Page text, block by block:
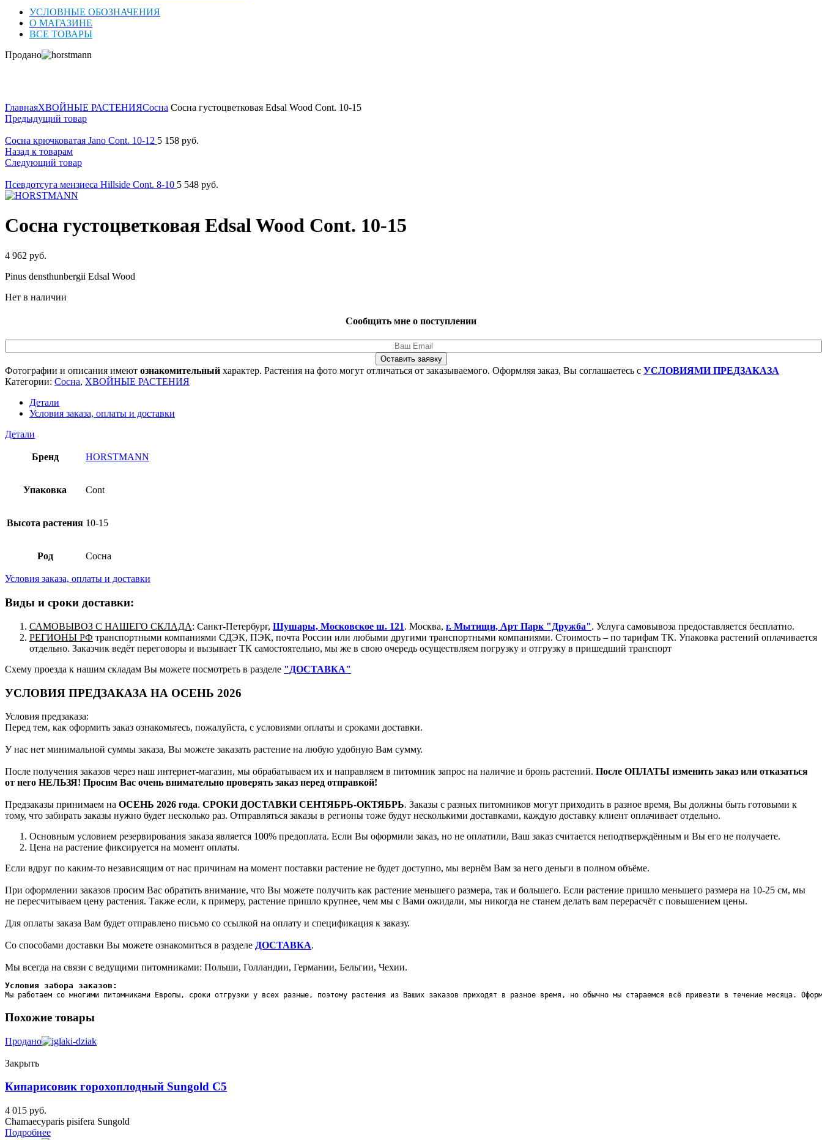
УСЛОВНЫЕ ОБОЗНАЧЕНИЯ
О МАГАЗИНЕ
ВСЕ ТОВАРЫ
Продано
ГлавнаяХВОЙНЫЕ РАСТЕНИЯСосна Сосна густоцветковая Edsal Wood Cont. 10-15
Предыдущий товар
Сосна крючковатая Jano Cont. 10-12 5 158 руб.
Назад к товарам
Следующий товар
Псевдотсуга мензиеса Hillside Cont. 8-10 5 548 руб.
Сосна густоцветковая Edsal Wood Cont. 10-15
4 962 руб.
Pinus densthunbergii Edsal Wood
Нет в наличии
Сообщить мне о поступлении
Оставить заявку
Фотографии и описания имеют ознакомительный характер. Растения на фото могут отличаться от заказываемого. Оформляя заказ, Вы соглашаетесь с УСЛОВИЯМИ ПРЕДЗАКАЗА
Категории: Сосна, ХВОЙНЫЕ РАСТЕНИЯ
Детали
Условия заказа, оплаты и доставки
Детали
Бренд HORSTMANN
Упаковка Cont
Высота растения 10-15
Род Сосна
Условия заказа, оплаты и доставки
Виды и сроки доставки:
САМОВЫВОЗ С НАШЕГО СКЛАДА: Санкт-Петербург, Шушары, Московское ш. 121. Москва, г. Мытищи, Арт Парк "Дружба". Услуга самовывоза предоставляется бесплатно.
РЕГИОНЫ РФ транспортными компаниями СДЭК, ПЭК, почта России или любыми другими транспортными компаниями. Стоимость – по тарифам ТК. Упаковка растений оплачивается
отдельно. Заказчик ведёт переговоры и вызывает ТК самостоятельно, мы же в свою очередь осуществляем погрузку и отгрузку в пришедший транспорт
Схему проезда к нашим складам Вы можете посмотреть в разделе "ДОСТАВКА"
УСЛОВИЯ ПРЕДЗАКАЗА НА ОСЕНЬ 2026
Условия предзаказа:
Перед тем, как оформить заказ ознакомьтесь, пожалуйста, с условиями оплаты и сроками доставки.
У нас нет минимальной суммы заказа, Вы можете заказать растение на любую удобную Вам сумму.
После получения заказов через наш интернет-магазин, мы обрабатываем их и направляем в питомник запрос на наличие и бронь растений. После ОПЛАТЫ изменить заказ или отказаться
от него НЕЛЬЗЯ! Просим Вас очень внимательно проверять заказ перед отправкой!
Предзаказы принимаем на ОСЕНЬ 2026 года. СРОКИ ДОСТАВКИ СЕНТЯБРЬ-ОКТЯБРЬ. Заказы с разных питомников могут приходить в разное время, Вы должны быть готовыми к
тому, что забирать заказы нужно будет несколько раз. Отправляться заказы в регионы тоже будут несколькими доставками, каждую доставку клиент оплачивает отдельно.
Основным условием резервирования заказа является 100% предоплата. Если Вы оформили заказ, но не оплатили, Ваш заказ считается неподтверждённым и Вы его не получаете.
Цена на растение фиксируется на момент оплаты.
Если вдруг по каким-то независящим от нас причинам на момент поставки растение не будет доступно, мы вернём Вам за него деньги в полном объёме.
При оформлении заказов просим Вас обратить внимание, что Вы можете получить как растение меньшего размера, так и большего. Если растение пришло меньшего размера на 10-25 см, мы
не пересчитываем цену растения. Также если, к примеру, растение пришло крупнее, чем мы с Вами ожидали, мы никогда не станем делать вам перерасчёт с повышением цены.
Для оплаты заказа Вам будет отправлено письмо со ссылкой на оплату и спецификация к заказу.
Со способами доставки Вы можете ознакомиться в разделе ДОСТАВКА.
Мы всегда на связи с ведущими питомниками: Польши, Голландии, Германии, Бельгии, Чехии.
Условия забора заказов:
Мы работаем со многими питомниками Европы, сроки отгрузки у всех разные, поэтому растения из Ваших заказов приходят в разное время, но обычно мы стараемся всё привезти в течение месяца.
Похожие товары
Продано
Закрыть
Кипарисовик горохоплодный Sungold C5
4 015 руб.
Chamaecyparis pisifera Sungold
Подробнее